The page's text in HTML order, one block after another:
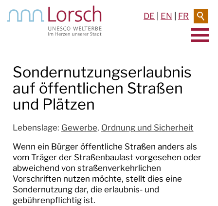
DE EN FR
RATHAUS & SERVICE
BAUEN & UMWELT
LEBEN IN LORSCH
KULTUR
TOURISMUS
Sondernutzungserlaubnis
auf öffentlichen Straßen
und Plätzen
Lebenslage: Gewerbe, Ordnung und Sicherheit
Wenn ein Bürger öffentliche Straßen anders als
vom Träger der Straßenbaulast vorgesehen oder
abweichend von straßenverkehrlichen
Vorschriften nutzen möchte, stellt dies eine
Sondernutzung dar, die erlaubnis- und
gebührenpflichtig ist.